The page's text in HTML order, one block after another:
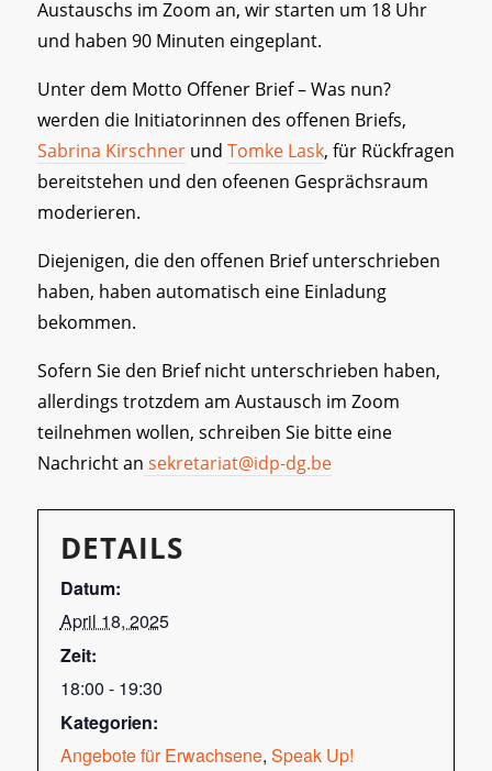
Austauschs im Zoom an, wir starten um 18 Uhr
und haben 90 Minuten eingeplant.
Unter dem Motto Offener Brief – Was nun?
werden die Initiatorinnen des offenen Briefs,
Sabrina Kirschnerund Tomke Lask, für Rückfragen
bereitstehen und den ofeenen Gesprächsraum
moderieren.
Diejenigen, die den offenen Brief unterschrieben
haben, haben automatisch eine Einladung
bekommen.
Sofern Sie den Brief nicht unterschrieben haben,
allerdings trotzdem am Austausch im Zoom
teilnehmen wollen, schreiben Sie bitte eine
Nachricht an sekretariat@idp-dg.be
DETAILS
Datum:
April 18, 2025
Zeit:
18:00 - 19:30
Kategorien:
Angebote für Erwachsene, Speak Up!